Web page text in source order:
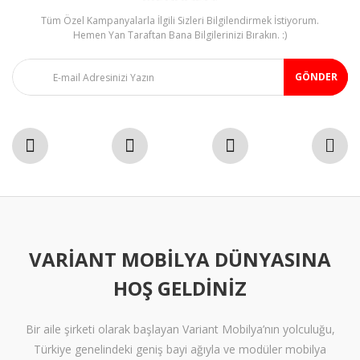
Gönder
Tüm Özel Kampanyalarla İlgili Sizleri Bilgilendirmek İstiyorum.
Hemen Yan Taraftan Bana Bilgilerinizi Bırakın. :)
GÖNDER
VARIANT MOBILYA DÜNYASINA
HOŞ GELDINIZ
Bir aile şirketi olarak başlayan Variant Mobilya’nın yolculuğu,
Türkiye genelindeki geniş bayi ağıyla ve modüler mobilya